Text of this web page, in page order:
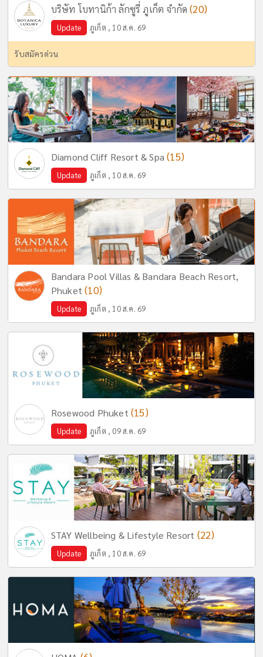
บริษัท โบทานิก้า ลักซูรี่ ภูเก็ต จำกัด(20)
Update ภูเก็ต , 10 ส.ค. 69
รับสมัครด่วน
Diamond Cliff Resort & Spa(15)
Update ภูเก็ต , 10 ส.ค. 69
Bandara Pool Villas & Bandara Beach Resort,
Phuket(10)
Update ภูเก็ต , 10 ส.ค. 69
Rosewood Phuket (15)
Update ภูเก็ต , 09 ส.ค. 69
STAY Wellbeing & Lifestyle Resort (22)
Update ภูเก็ต , 10 ส.ค. 69